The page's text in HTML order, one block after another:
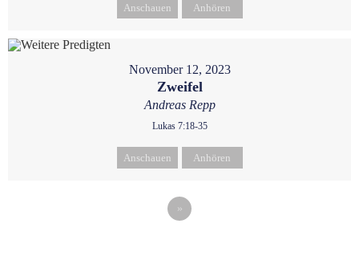
Anschauen Anhören
November 12, 2023
Zweifel
Andreas Repp
Lukas 7:18-35
Anschauen Anhören
»